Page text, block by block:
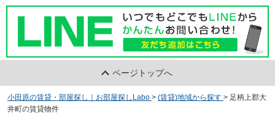
ページトップへ
小田原の賃貸・部屋探し｜お部屋探しLabo > (賃貸)地域から探す > 足柄上郡大
井町の賃貸物件